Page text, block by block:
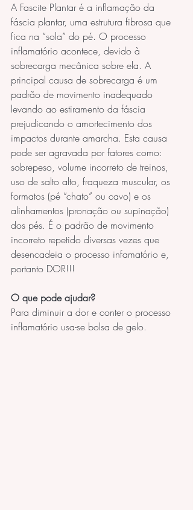
A Fascite Plantar é a inflamação da
fáscia plantar, uma estrutura fibrosa que
fica na “sola” do pé. O processo
inflamatório acontece, devido à
sobrecarga mecânica sobre ela. A
principal causa de sobrecarga é um
padrão de movimento inadequado
levando ao estiramento da fáscia
prejudicando o amortecimento dos
impactos durante amarcha. Esta causa
pode ser agravada por fatores como:
sobrepeso, volume incorreto de treinos,
uso de salto alto, fraqueza muscular, os
formatos (pé “chato” ou cavo) e os
alinhamentos (pronação ou supinação)
dos pés. É o padrão de movimento
incorreto repetido diversas vezes que
desencadeia o processo infamatório e,
portanto DOR!!!
O que pode ajudar?
Para diminuir a dor e conter o processo
inflamatório usa-se bolsa de gelo.